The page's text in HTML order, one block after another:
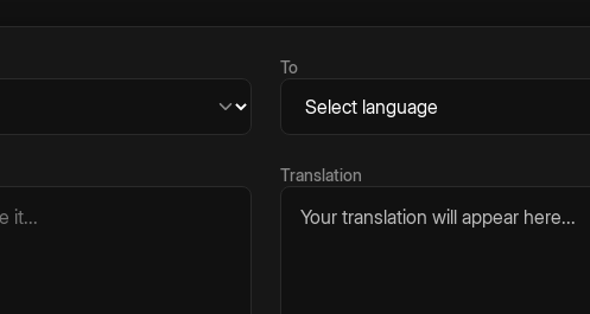
To
Translation
Your translation will appear here...